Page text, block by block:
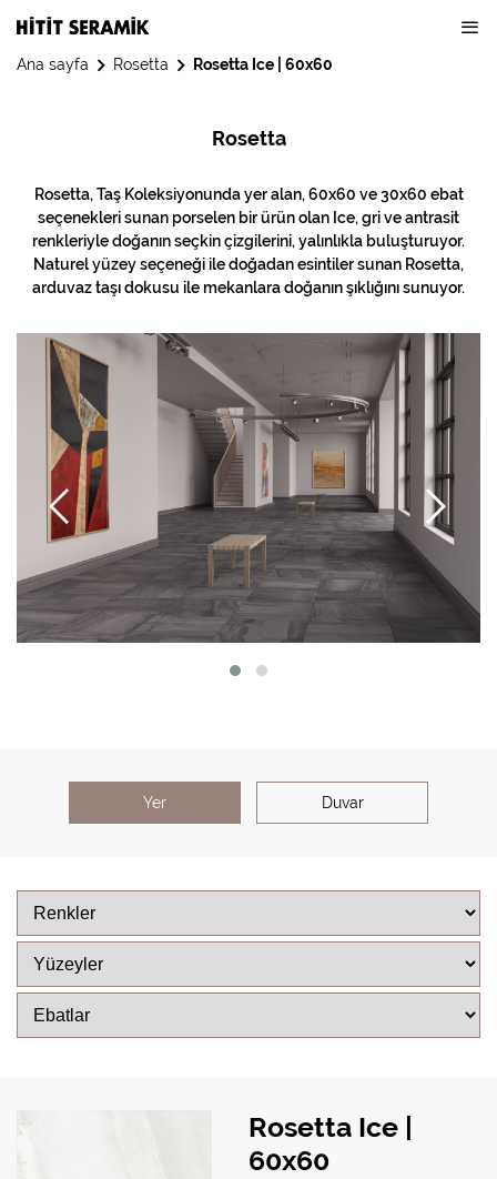
Ana sayfa Rosetta Rosetta Ice | 60x60
Rosetta
Rosetta, Taş Koleksiyonunda yer alan, 60x60 ve 30x60 ebat
seçenekleri sunan porselen bir ürün olan Ice, gri ve antrasit
renkleriyle doğanın seçkin çizgilerini, yalınlıkla buluşturuyor.
Naturel yüzey seçeneği ile doğadan esintiler sunan Rosetta,
arduvaz taşı dokusu ile mekanlara doğanın şıklığını sunuyor.
Yer Duvar
Rosetta Ice |
60x60